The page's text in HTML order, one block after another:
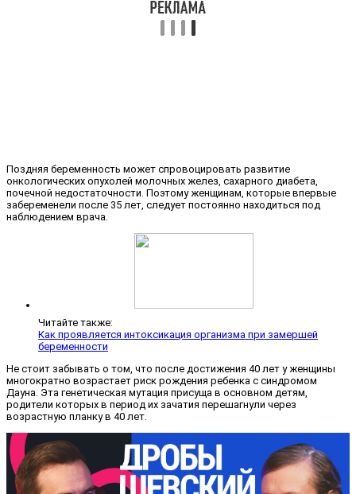
Поздняя беременность может спровоцировать развитие
онкологических опухолей молочных желез, сахарного диабета,
почечной недостаточности. Поэтому женщинам, которые впервые
забеременели после 35 лет, следует постоянно находиться под
наблюдением врача.
Читайте также:
Как проявляется интоксикация организма при замершей
беременности
Не стоит забывать о том, что после достижения 40 лет у женщины
многократно возрастает риск рождения ребенка с синдромом
Дауна. Эта генетическая мутация присуща в основном детям,
родители которых в период их зачатия перешагнули через
возрастную планку в 40 лет.